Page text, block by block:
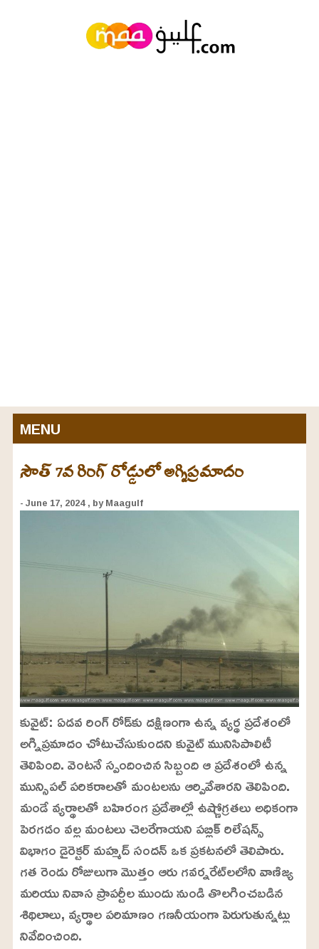
MENU
సౌత్ 7వ రింగ్ రోడ్డులో అగ్నిప్రమాదం
- June 17, 2024 , by Maagulf
కువైట్: ఏడవ రింగ్ రోడ్‌కు దక్షిణంగా ఉన్న వ్యర్థ ప్రదేశంలో
అగ్నిప్రమాదం చోటుచేసుకుందని కువైట్ మునిసిపాలిటీ
తెలిపింది. వెంటనే స్పందించిన సిబ్బంది ఆ ప్రదేశంలో ఉన్న
మున్సిపల్ పరికరాలతో మంటలను ఆర్పివేశారని తెలిపింది.
మండే వ్యర్థాలతో బహిరంగ ప్రదేశాల్లో ఉష్ణోగ్రతలు అధికంగా
పెరగడం వల్ల మంటలు చెలరేగాయని పబ్లిక్ రిలేషన్స్
విభాగం డైరెక్టర్ మహ్మద్ సందన్ ఒక ప్రకటనలో తెలిపారు.
గత రెండు రోజులుగా మొత్తం ఆరు గవర్నరేట్‌లలోని వాణిజ్య
మరియు నివాస ప్రాపర్టీల ముందు నుండి తొలగించబడిన
శిథిలాలు, వ్యర్థాల పరిమాణం గణనీయంగా పెరుగుతున్నట్లు
నివేదించింది.